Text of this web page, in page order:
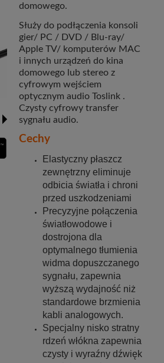
domowego.
Służy do podłączenia konsoli
gier/ PC / DVD / Blu-ray/
Apple TV/ komputerów MAC
i innych urządzeń do kina
domowego lub stereo z
cyfrowym wejściem
optycznym audio Toslink .
Czysty cyfrowy transfer
sygnału audio.
Cechy
Elastyczny płaszcz
zewnętrzny eliminuje
odbicia światła i chroni
przed uszkodzeniami
Precyzyjne połączenia
światłowodowe i
dostrojona dla
optymalnego tłumienia
widma dopuszczanego
sygnału, zapewnia
wyższą wydajność niż
standardowe brzmienia
kabli analogowych.
Specjalny nisko stratny
rdzeń włókna zapewnia
czysty i wyraźny dźwięk